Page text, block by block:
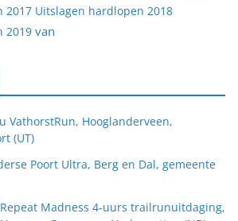
2017 Uitslagen hardlopen 2018
2019 van
VathorstRun, Hooglanderveen,
(UT)
Poort Ultra, Berg en Dal, gemeente
Madness 4-uurs trailrunuitdaging,